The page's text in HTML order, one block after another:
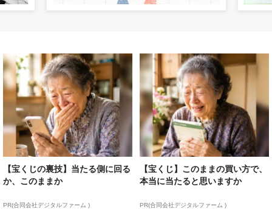
【宝くじの裏技】当たる側に回る
か、このままか
PR(合同会社デジタルファーム )
【宝くじ】このままの買い方で、
本当に当たると思いますか
PR(合同会社デジタルファーム )